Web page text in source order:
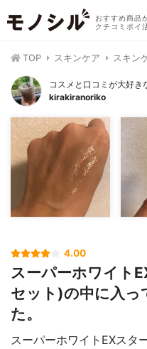
おすすめ商品
クチコミポイ
TOP スキンケア スキン
コスメと口コミが大好き
kirakiranoriko
4.00
スーパーホワイト
セット)の中に入っ
た。
スーパーホワイトEXスタ